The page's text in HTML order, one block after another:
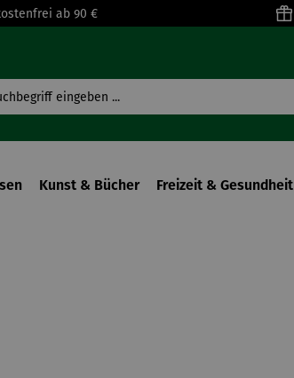
ab 90 €
Kunst & Bücher Freizeit & Gesundheit